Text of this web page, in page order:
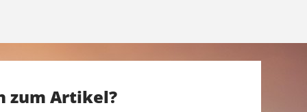
zum Artikel?